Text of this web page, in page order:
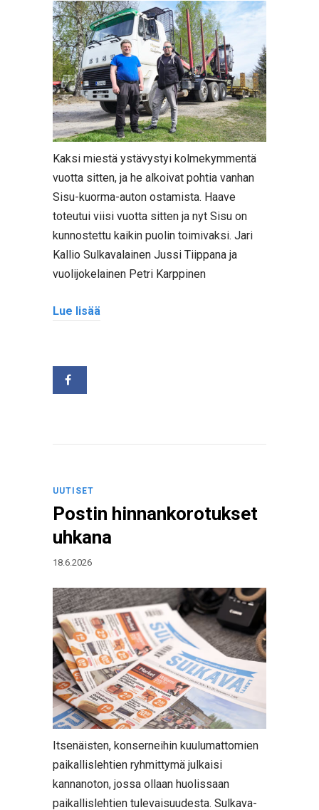
Kaksi miestä ystävystyi kolmekymmentä
vuotta sitten, ja he alkoivat pohtia vanhan
Sisu-kuorma-auton ostamista. Haave
toteutui viisi vuotta sitten ja nyt Sisu on
kunnostettu kaikin puolin toimivaksi. Jari
Kallio Sulkavalainen Jussi Tiippana ja
vuolijokelainen Petri Karppinen
Lue lisää
UUTISET
Postin hinnankorotukset
uhkana
18.6.2026
Itsenäisten, konserneihin kuulumattomien
paikallislehtien ryhmittymä julkaisi
kannanoton, jossa ollaan huolissaan
paikallislehtien tulevaisuudesta. Sulkava-